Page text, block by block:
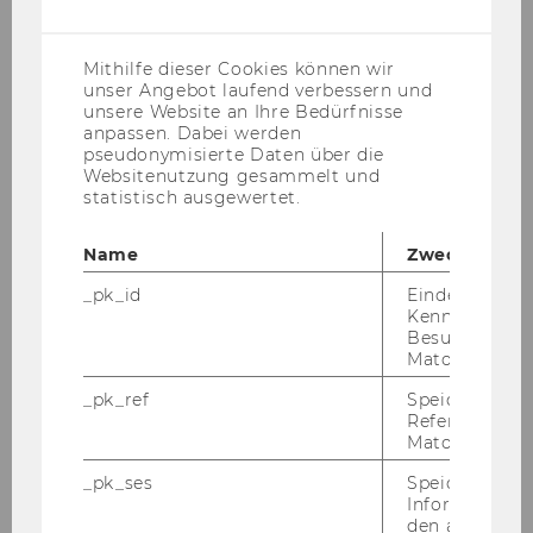
ben wer­den. MitDr. Paul Ra­me­der.
De­tails & An­mel­dung
DE | 16:30-18:00
Mithilfe dieser Cookies können wir
unser Angebot laufend verbessern und
unsere Website an Ihre Bedürfnisse
anpassen. Dabei werden
pseudonymisierte Daten über die
Websitenutzung gesammelt und
statistisch ausgewertet.
Name
Zweck
_pk_id
Eindeutige
Besuchers
Matomo.
_pk_ref
Speicherung
Referrers
Matomo.
_pk_ses
Speicherung
den aktuellen